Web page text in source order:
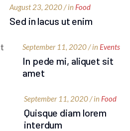
August 23, 2020 / in Food
Sed in lacus ut enim
September 11, 2020 / in Events
In pede mi, aliquet sit
amet
September 11, 2020 / in Food
Quisque diam lorem
interdum